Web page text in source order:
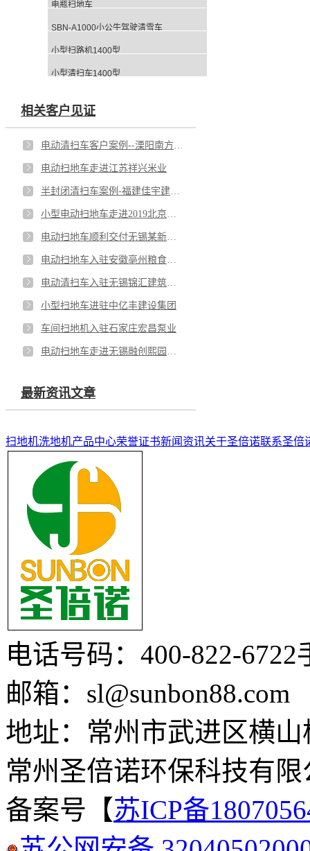
电瓶扫地车
SBN-A1000小公牛驾驶清雪车
小型扫路机1400型
小型清扫车1400型
相关客户见证
电动扫地车走进江苏祥兴米业
小型扫地车进驻中亿丰建设集团
车间扫地机入驻石家庄宏昌泵业
最新资讯文章
扫地机洗地机产品中心荣誉证书新闻资讯关于圣倍诺联系圣倍
电话号码：400-822-6722
邮箱：sl@sunbon88.com
地址：常州市武进区横
常州圣倍诺环保科技有限
备案号【苏ICP备